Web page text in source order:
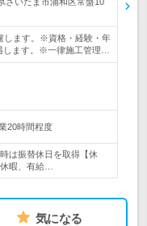
します。※資格・経験・年
します。※一律施工管理…
20時間程度
は振替休日を取得【休
暇、有給…
気になる